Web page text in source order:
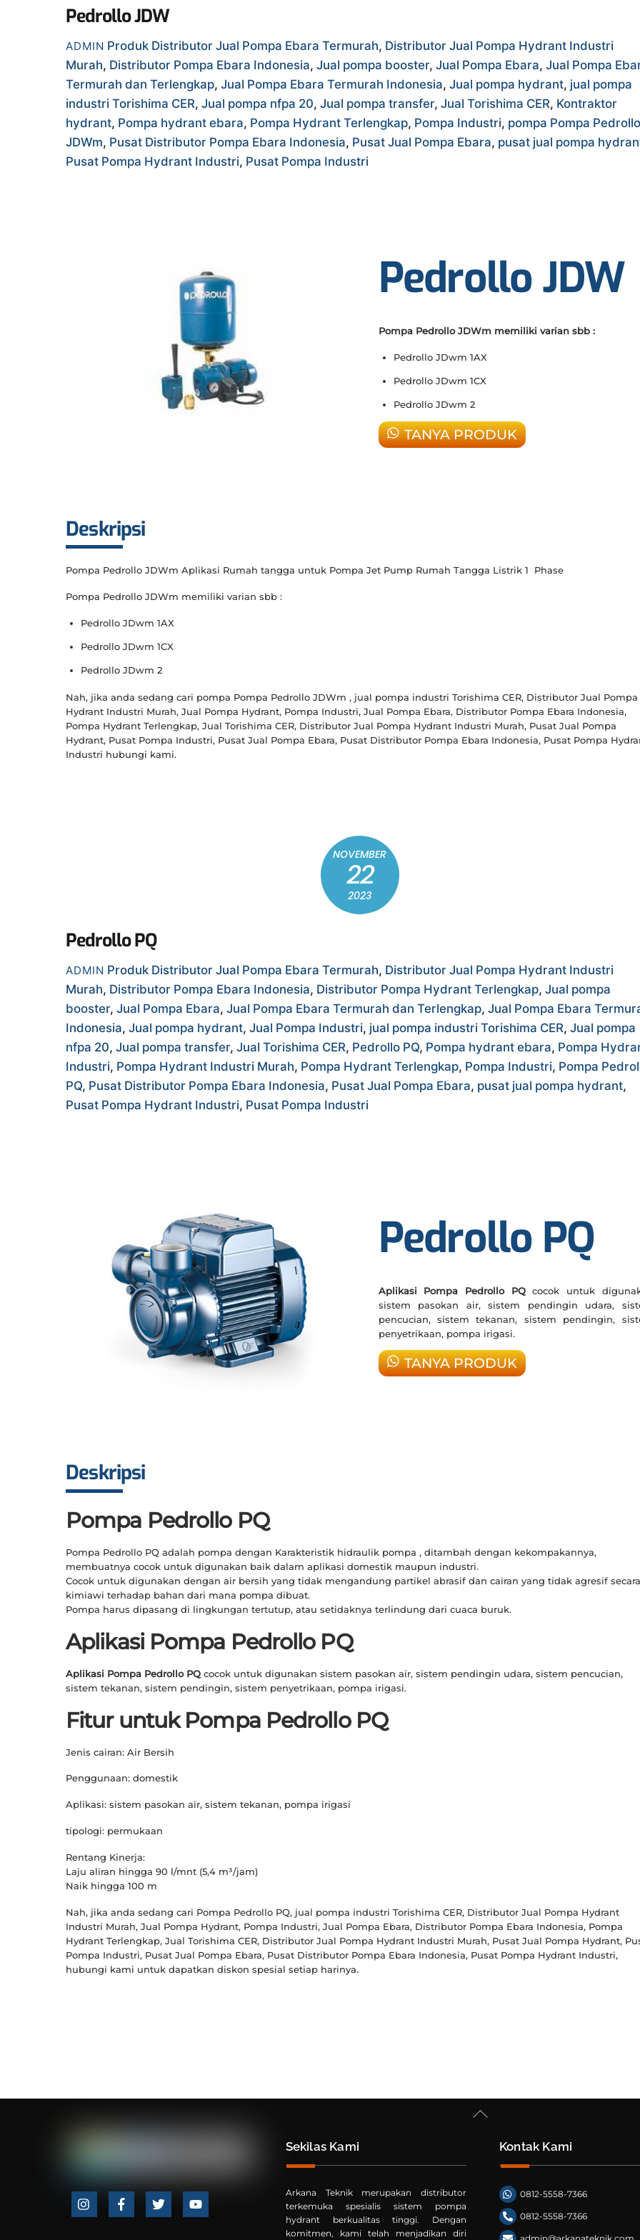
Pedrollo JDW
ADMIN Produk Distributor Jual Pompa Ebara Termurah, Distributor Jual Pompa Hydrant Industri
Murah, Distributor Pompa Ebara Indonesia, Jual pompa booster, Jual Pompa Ebara, Jual Pompa
Termurah dan Terlengkap, Jual Pompa Ebara Termurah Indonesia, Jual pompa hydrant, jual pompa
industri Torishima CER, Jual pompa nfpa 20, Jual pompa transfer, Jual Torishima CER, Kontraktor
hydrant, Pompa hydrant ebara, Pompa Hydrant Terlengkap, Pompa Industri, pompa Pompa Pedrollo
JDWm, Pusat Distributor Pompa Ebara Indonesia, Pusat Jual Pompa Ebara, pusat jual pompa
Pusat Pompa Hydrant Industri, Pusat Pompa Industri
Pedrollo JDW
Pompa Pedrollo JDWm memiliki varian sbb :
Pedrollo JDwm 1AX
Pedrollo JDwm 1CX
Pedrollo JDwm 2
TANYA PRODUK
Deskripsi
Pompa Pedrollo JDWm Aplikasi Rumah tangga untuk Pompa Jet Pump Rumah Tangga Listrik 1 Phase
Pompa Pedrollo JDWm memiliki varian sbb :
Pedrollo JDwm 1AX
Pedrollo JDwm 1CX
Pedrollo JDwm 2
Nah, jika anda sedang cari pompa Pompa Pedrollo JDWm , jual pompa industri Torishima CER, Distributor Jual Pompa
Hydrant Industri Murah, Jual Pompa Hydrant, Pompa Industri, Jual Pompa Ebara, Distributor Pompa Ebara Indonesia,
Pompa Hydrant Terlengkap, Jual Torishima CER, Distributor Jual Pompa Hydrant Industri Murah, Pusat Jual Pompa
Hydrant, Pusat Pompa Industri, Pusat Jual Pompa Ebara, Pusat Distributor Pompa Ebara Indonesia, Pusat Pompa
Industri hubungi kami.
NOVEMBER
22
2023
Pedrollo PQ
ADMIN Produk Distributor Jual Pompa Ebara Termurah, Distributor Jual Pompa Hydrant Industri
Murah, Distributor Pompa Ebara Indonesia, Distributor Pompa Hydrant Terlengkap, Jual pompa
booster, Jual Pompa Ebara, Jual Pompa Ebara Termurah dan Terlengkap, Jual Pompa Ebara
Indonesia, Jual pompa hydrant, Jual Pompa Industri, jual pompa industri Torishima CER, Jual pompa
nfpa 20, Jual pompa transfer, Jual Torishima CER, Pedrollo PQ, Pompa hydrant ebara, Pompa
Industri, Pompa Hydrant Industri Murah, Pompa Hydrant Terlengkap, Pompa Industri, Pompa
PQ, Pusat Distributor Pompa Ebara Indonesia, Pusat Jual Pompa Ebara, pusat jual pompa hydrant,
Pusat Pompa Hydrant Industri, Pusat Pompa Industri
Pedrollo PQ
Aplikasi Pompa Pedrollo PQcocok untuk
sistem pasokan air, sistem pendingin udara,
pencucian, sistem tekanan, sistem pendingin,
penyetrikaan, pompa irigasi.
TANYA PRODUK
Deskripsi
Pompa Pedrollo PQ
Pompa Pedrollo PQ adalah pompa dengan Karakteristik hidraulik pompa , ditambah dengan kekompakannya,
membuatnya cocok untuk digunakan baik dalam aplikasi domestik maupun industri.
Cocok untuk digunakan dengan air bersih yang tidak mengandung partikel abrasif dan cairan yang tidak agresif secara
kimiawi terhadap bahan dari mana pompa dibuat.
Pompa harus dipasang di lingkungan tertutup, atau setidaknya terlindung dari cuaca buruk.
Aplikasi Pompa Pedrollo PQ
Aplikasi Pompa Pedrollo PQ cocok untuk digunakan sistem pasokan air, sistem pendingin udara, sistem pencucian,
sistem tekanan, sistem pendingin, sistem penyetrikaan, pompa irigasi.
Fitur untuk Pompa Pedrollo PQ
Jenis cairan: Air Bersih
Penggunaan: domestik
Aplikasi: sistem pasokan air, sistem tekanan, pompa irigasi
tipologi: permukaan
Rentang Kinerja:
Laju aliran hingga 90 l/mnt (5,4 m³/jam)
Naik hingga 100 m
Nah, jika anda sedang cari Pompa Pedrollo PQ, jual pompa industri Torishima CER, Distributor Jual Pompa Hydrant
Industri Murah, Jual Pompa Hydrant, Pompa Industri, Jual Pompa Ebara, Distributor Pompa Ebara Indonesia, Pompa
Hydrant Terlengkap, Jual Torishima CER, Distributor Jual Pompa Hydrant Industri Murah, Pusat Jual Pompa Hydrant,
Pompa Industri, Pusat Jual Pompa Ebara, Pusat Distributor Pompa Ebara Indonesia, Pusat Pompa Hydrant Industri,
hubungi kami untuk dapatkan diskon spesial setiap harinya.
Back
Top
Icon
Icon
Icon
Icon
Sekilas Kami
Arkana Teknik merupakan distributor
terkemuka spesialis sistem pompa
hydrant berkualitas tinggi. Dengan
komitmen, kami telah menjadikan diri
Kontak Kami
0812-5558-7366
0812-5558-7366